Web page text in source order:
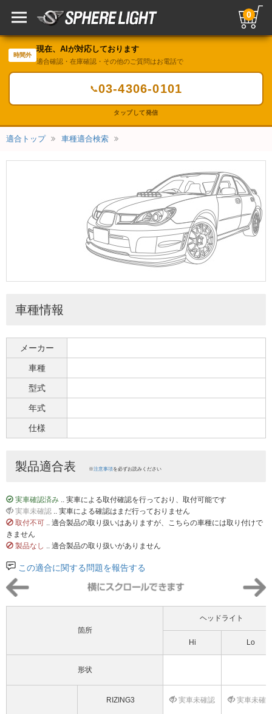
0
時間外
現在、AIが対応しております
適合確認・在庫確認・その他のご質問はお電話で
📞03-4306-0101
タップして発信
適合トップ 車種適合検索
車種情報
メーカー
車種
型式
年式
仕様
製品適合表 ※注意事項を必ずお読みください
実車確認済み .. 実車による取付確認を行っており、取付可能です
実車未確認 .. 実車による確認はまだ行っておりません
取付不可 .. 適合製品の取り扱いはありますが、こちらの車種には取り付けで
きません
製品なし .. 適合製品の取り扱いがありません
この適合に関する問題を報告する
箇所
ヘッドライト
Hi Lo
形状
RIZING3 実車未確認 実車未確